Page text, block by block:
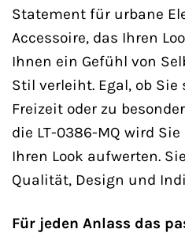
Statement für urbane
Accessoire, das Ihren
Ihnen ein Gefühl von
Stil verleiht. Egal, ob
Freizeit oder zu
die LT-0386-MQ wird
Ihren Look aufwerten.
Qualität, Design und
Für jeden Anlass das